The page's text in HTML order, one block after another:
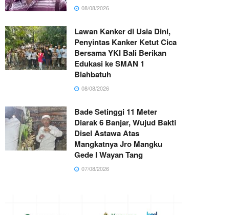
08/08/2026
Lawan Kanker di Usia Dini,
Penyintas Kanker Ketut Cica
Bersama YKI Bali Berikan
Edukasi ke SMAN 1
Blahbatuh
08/08/2026
Bade Setinggi 11 Meter
Diarak 6 Banjar, Wujud Bakti
Disel Astawa Atas
Mangkatnya Jro Mangku
Gede I Wayan Tang
07/08/2026